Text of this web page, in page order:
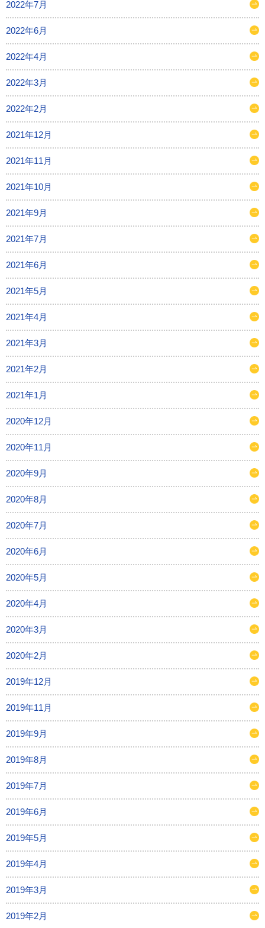
2022年7月
2022年6月
2022年4月
2022年3月
2022年2月
2021年12月
2021年11月
2021年10月
2021年9月
2021年7月
2021年6月
2021年5月
2021年4月
2021年3月
2021年2月
2021年1月
2020年12月
2020年11月
2020年9月
2020年8月
2020年7月
2020年6月
2020年5月
2020年4月
2020年3月
2020年2月
2019年12月
2019年11月
2019年9月
2019年8月
2019年7月
2019年6月
2019年5月
2019年4月
2019年3月
2019年2月